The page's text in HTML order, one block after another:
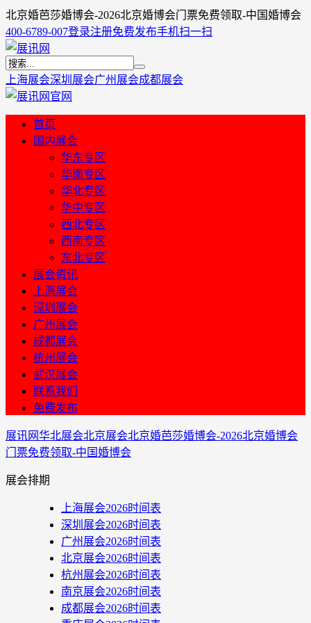
北京婚芭莎婚博会-2026北京婚博会门票免费领取-中国婚博会
400-6789-007登录注册免费发布手机扫一扫
上海展会深圳展会广州展会成都展会
首页
国内展会
华东专区
华南专区
华北专区
华中专区
西北专区
西南专区
东北专区
展会资讯
上海展会
深圳展会
广州展会
成都展会
杭州展会
武汉展会
联系我们
免费发布
展讯网华北展会北京展会北京婚芭莎婚博会-2026北京婚博会
门票免费领取-中国婚博会
展会排期
上海展会2026时间表
深圳展会2026时间表
广州展会2026时间表
北京展会2026时间表
杭州展会2026时间表
南京展会2026时间表
成都展会2026时间表